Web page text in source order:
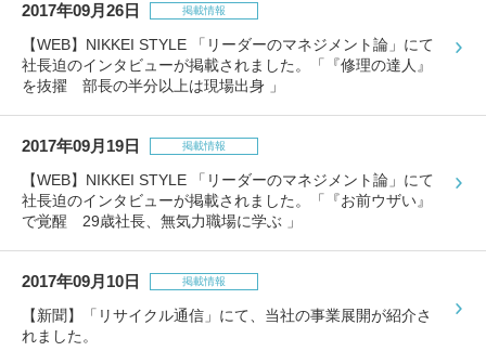
2017年09月26日 掲載情報
【WEB】NIKKEI STYLE 「リーダーのマネジメント論」にて
社長迫のインタビューが掲載されました。「『修理の達人』
を抜擢 部長の半分以上は現場出身 」
2017年09月19日 掲載情報
【WEB】NIKKEI STYLE 「リーダーのマネジメント論」にて
社長迫のインタビューが掲載されました。「『お前ウザい』
で覚醒 29歳社長、無気力職場に学ぶ 」
2017年09月10日 掲載情報
【新聞】「リサイクル通信」にて、当社の事業展開が紹介さ
れました。